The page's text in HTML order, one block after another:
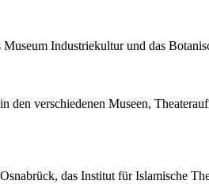
Industriekultur und das
den verschiedenen Museen,
das Institut für Islamische